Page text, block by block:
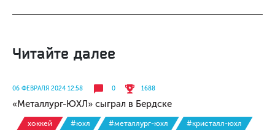
Читайте далее
06 ФЕВРАЛЯ 2024 12:58 0 1688
«Металлург-ЮХЛ» сыграл в Бердске
хоккей #юхл #металлург-юхл #кристалл-юхл